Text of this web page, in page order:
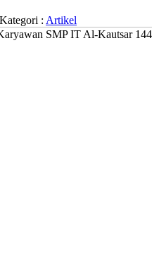
: Artikel